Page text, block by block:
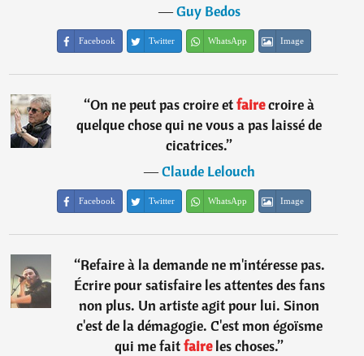
―Guy Bedos
Facebook Twitter WhatsApp Image
“On ne peut pas croire etfairecroire à
quelque chose qui ne vous a pas laissé de
cicatrices.”
―Claude Lelouch
Facebook Twitter WhatsApp Image
“Refaire à la demande ne m'intéresse pas.
Écrire pour satisfaire les attentes des fans
non plus. Un artiste agit pour lui. Sinon
c'est de la démagogie. C'est mon égoïsme
qui me faitfaireles choses.”